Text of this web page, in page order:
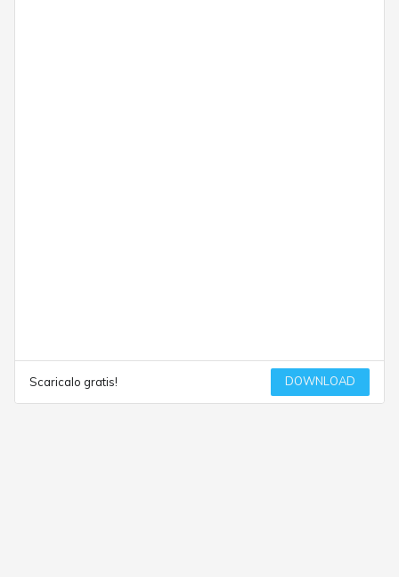
Scaricalo gratis! DOWNLOAD